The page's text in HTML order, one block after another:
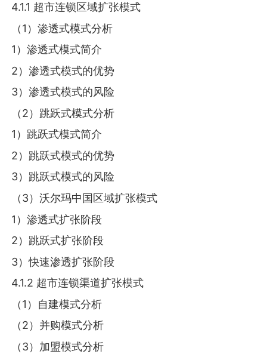
4.1.1 超市连锁区域扩张模式
（1）渗透式模式分析
1）渗透式模式简介
2）渗透式模式的优势
3）渗透式模式的风险
（2）跳跃式模式分析
1）跳跃式模式简介
2）跳跃式模式的优势
3）跳跃式模式的风险
（3）沃尔玛中国区域扩张模式
1）渗透式扩张阶段
2）跳跃式扩张阶段
3）快速渗透扩张阶段
4.1.2 超市连锁渠道扩张模式
（1）自建模式分析
（2）并购模式分析
（3）加盟模式分析